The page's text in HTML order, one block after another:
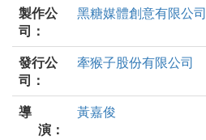
製作公
司：
黑糖媒體創意有限公司
發行公
司：
牽猴子股份有限公司
導
演：
黃嘉俊